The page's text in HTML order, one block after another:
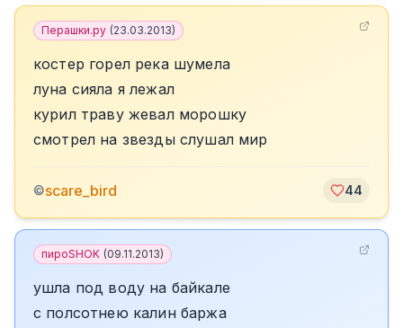
Перашки.ру (23.03.2013)
костер горел река шумела
луна сияла я лежал
курил траву жевал морошку
смотрел на звезды слушал мир
©scare_bird 44
пироSHOK (09.11.2013)
ушла под воду на байкале
с полсотнею калин баржа